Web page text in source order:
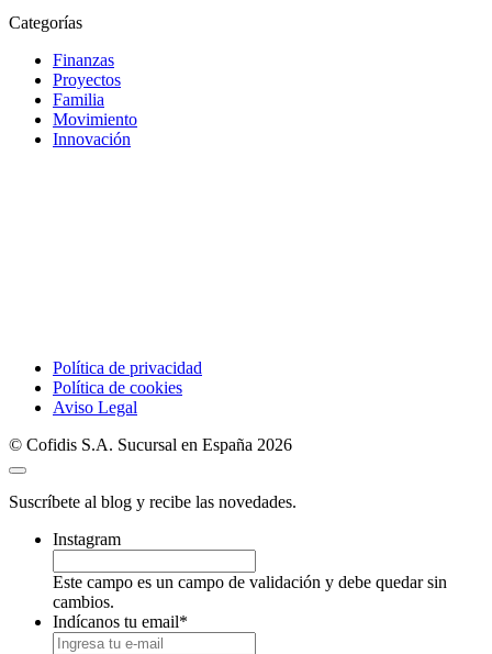
Categorías
Finanzas
Proyectos
Familia
Movimiento
Innovación
Política de privacidad
Política de cookies
Aviso Legal
© Cofidis S.A. Sucursal en España 2026
Suscríbete al blog y recibe las novedades.
Instagram
Este campo es un campo de validación y debe quedar sin
cambios.
Indícanos tu email*